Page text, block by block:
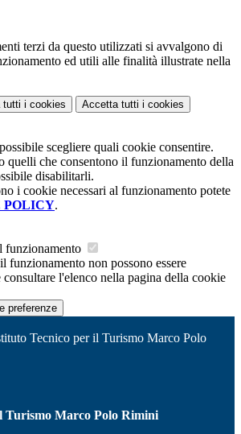
terzi da questo utilizzati si avvalgono di
ed utili alle finalità illustrate nella
tutti i cookies Accetta tutti i cookies
scegliere quali cookie consentire.
quelli che consentono il funzionamento della
disabilitarli.
i cookie necessari al funzionamento potete
POLICY.
funzionamento
funzionamento non possono essere
l'elenco nella pagina della cookie
preferenze
Tecnico per il Turismo Marco Polo
Turismo Marco Polo Rimini